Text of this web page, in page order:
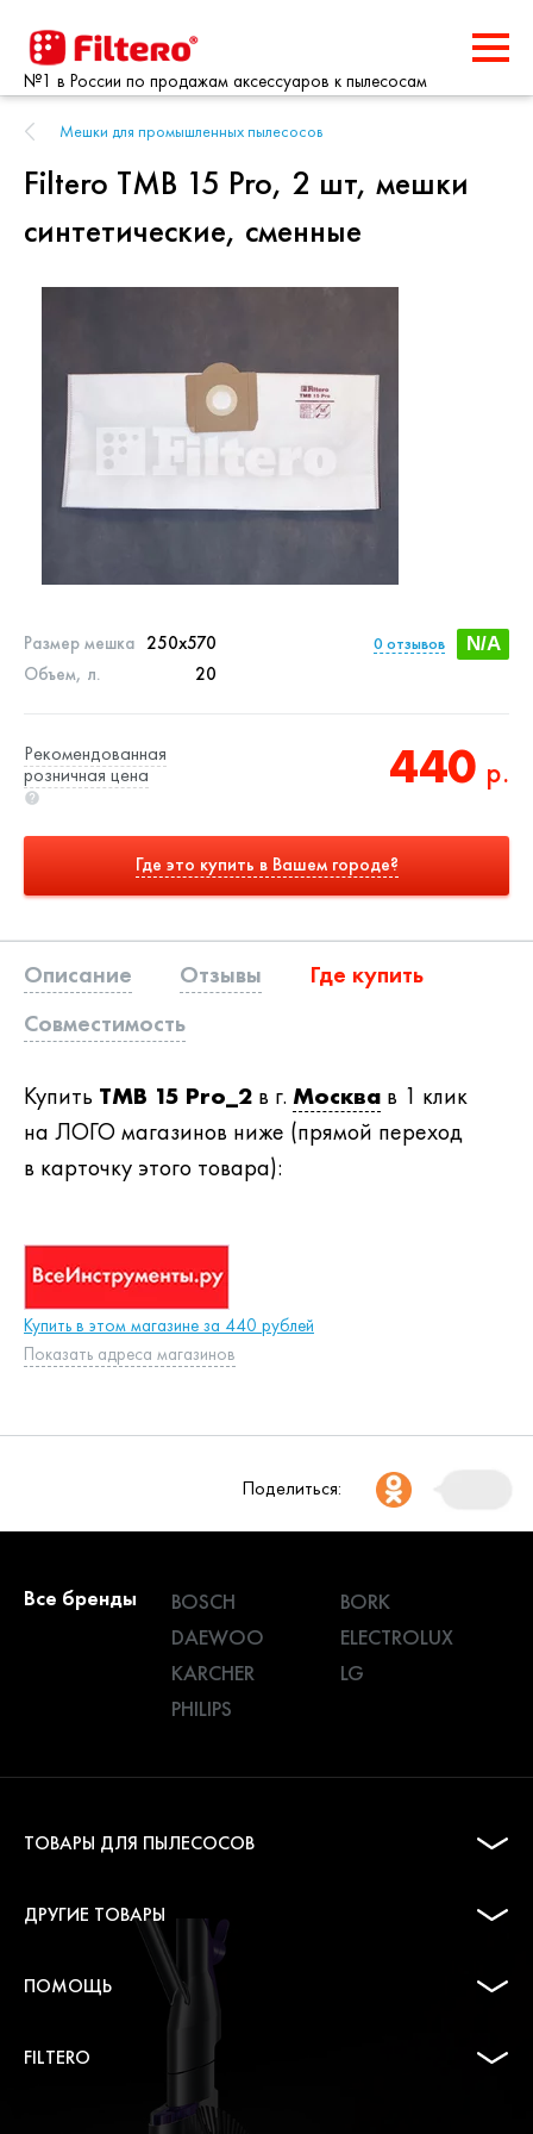
№1 в России по продажам аксессуаров к пылесосам
Мешки для промышленных пылесосов
Filtero TMB 15 Pro, 2 шт, мешки
синтетические, сменные
Размер мешка 250x570
Объем, л.
20
N/A
0 отзывов
440 р.
Рекомендованная
розничная цена
Где это купить в Вашем городе?
Описание Отзывы
Где купить
Совместимость
Купить TMB 15 Pro_2 в г. Москва в 1 клик
на ЛОГО магазинов ниже (прямой переход
в карточку этого товара):
Купить в этом магазине за 440 рублей
Показать адреса магазинов
Поделиться:
Все бренды BOSCH
BORK
DAEWOO
ELECTROLUX
KARCHER
LG
PHILIPS
ТОВАРЫ ДЛЯ ПЫЛЕСОСОВ
ДРУГИЕ ТОВАРЫ
ПОМОЩЬ
FILTERO